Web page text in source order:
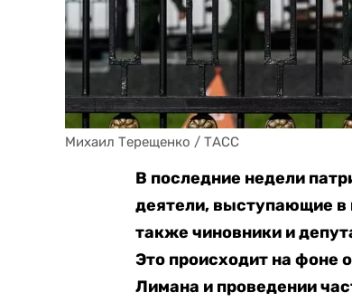
Михаил Терещенко / ТАСС
В последние недели
деятели, выступающие в
также чиновники и
Это происходит на фоне
Лимана и проведении